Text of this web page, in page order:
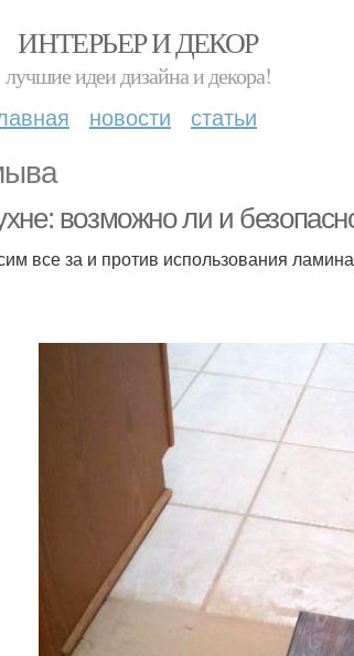
ИНТЕРЬЕР И ДЕКОР
лучшие идеи дизайна и декора!
новости статьи
возможно ли и
все за и против использования